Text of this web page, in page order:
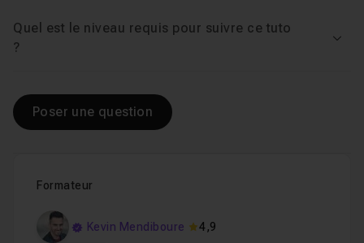
Formateur
Kevin Mendiboure 4,9
Quel est le niveau requis pour suivre ce tuto
?
Poser une question